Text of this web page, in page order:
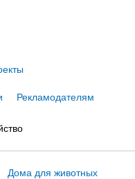
Рекламодателям
Дома для животных